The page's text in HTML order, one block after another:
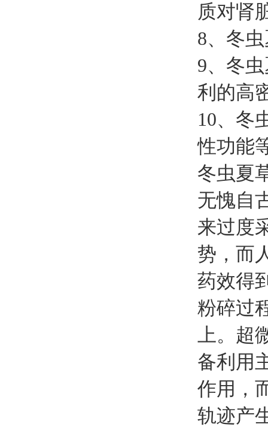
质对肾
8、冬
9、冬
利的高
10、冬
性功能
冬虫夏
无愧自
来过度
势，而
药效得
粉碎过
上。
备利用
作用，
轨迹产